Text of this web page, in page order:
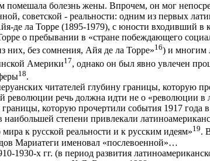
болезнь жены. Впрочем, он мог
советской - реальности: одним из первых
ла Торре (1895-1979), с юности входивший в
о пребывании в «стране побеждающего
без сомнения, Айя де ла Торре»16) и многим
Америки17, однако он был явно увлечен
18.
читателей глубину границы, которую
речь должна идти не о «революции в
которую прочертили события 1917 года
степени привлекали
к русской реальности и к русским идеям»19.
Мариатеги именовал «послевоенной»…
х гг. (в период развития